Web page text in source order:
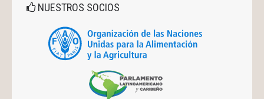
NUESTROS SOCIOS